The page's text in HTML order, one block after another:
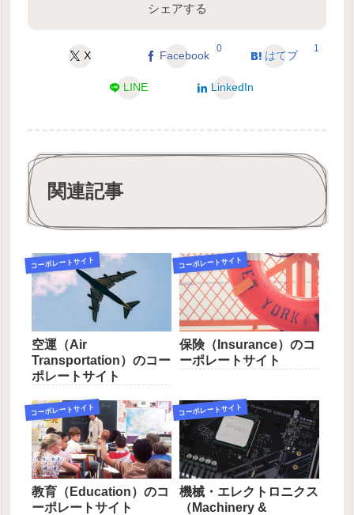
シェアする
X Facebook
0
はてブ
1
LINE LinkedIn
関連記事
コーポレートサイト
空運（Air
Transportation）のコー
ポレートサイト
コーポレートサイト
保険（Insurance）のコ
ーポレートサイト
コーポレートサイト
教育（Education）のコ
ーポレートサイト
コーポレートサイト
機械・エレクトロニクス
（Machinery &